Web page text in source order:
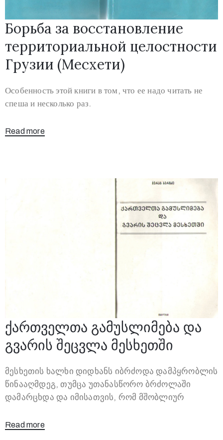
Борьба за восстановление
территориальной целостности
Грузии (Месхети)
Особенность этой книги в том, что ее надо читать не
спеша и несколько раз.
Read more
ქართველთა გამუსლიმება და
გვარის შეცვლა მესხეთში
მესხეთის ხალხი დიდხანს იბრძოდა დამპყრობლის
წინააღმდეგ, თუმცა უთანასწორო ბრძოლაში
დამარცხდა და იმისათვის, რომ მშობლიურ
Read more